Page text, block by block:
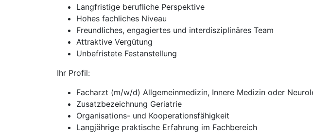
Langfristige berufliche Perspektive
Hohes fachliches Niveau
Freundliches, engagiertes und interdisziplinäres Team
Attraktive Vergütung
Unbefristete Festanstellung
Ihr Profil:
Facharzt (m/w/d) Allgemeinmedizin, Innere Medizin oder
Zusatzbezeichnung Geriatrie
Organisations- und Kooperationsfähigkeit
Langjährige praktische Erfahrung im Fachbereich